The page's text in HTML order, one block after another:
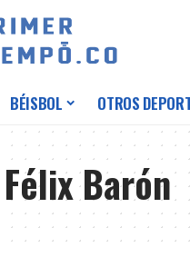
BÉISBOL OTROS
Félix Barón